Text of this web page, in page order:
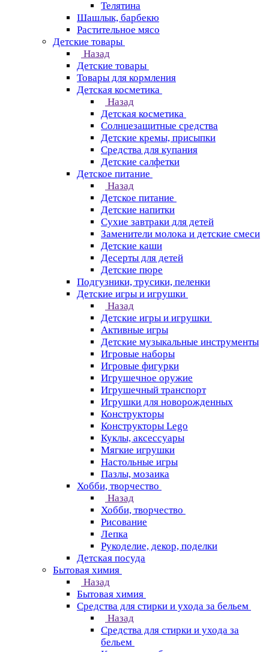
Телятина
Шашлык, барбекю
Растительное мясо
Детские товары
Назад
Детские товары
Товары для кормления
Детская косметика
Назад
Детская косметика
Солнцезащитные средства
Детские кремы, присыпки
Средства для купания
Детские салфетки
Детское питание
Назад
Детское питание
Детские напитки
Сухие завтраки для детей
Заменители молока и детские смеси
Детские каши
Десерты для детей
Детские пюре
Подгузники, трусики, пеленки
Детские игры и игрушки
Назад
Детские игры и игрушки
Активные игры
Детские музыкальные инструменты
Игровые наборы
Игровые фигурки
Игрушечное оружие
Игрушечный транспорт
Игрушки для новорожденных
Конструкторы
Конструкторы Lego
Куклы, аксессуары
Мягкие игрушки
Настольные игры
Пазлы, мозаика
Хобби, творчество
Назад
Хобби, творчество
Рисование
Лепка
Рукоделие, декор, поделки
Детская посуда
Бытовая химия
Назад
Бытовая химия
Средства для стирки и ухода за бельем
Назад
Средства для стирки и ухода за
бельем